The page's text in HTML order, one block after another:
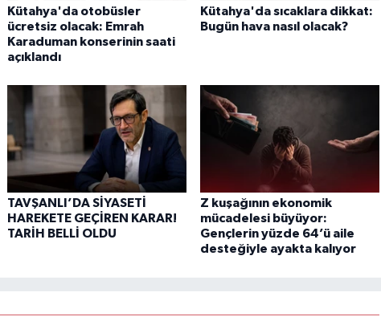
Kütahya'da otobüsler
ücretsiz olacak: Emrah
Karaduman konserinin saati
açıklandı
Kütahya'da sıcaklara dikkat:
Bugün hava nasıl olacak?
TAVŞANLI’DA SİYASETİ
HAREKETE GEÇİREN KARAR!
TARİH BELLİ OLDU
Z kuşağının ekonomik
mücadelesi büyüyor:
Gençlerin yüzde 64’ü aile
desteğiyle ayakta kalıyor